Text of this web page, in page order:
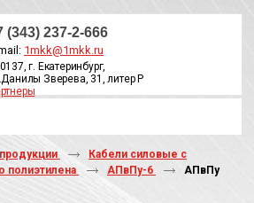
(343) 237-2-666
1mkk@1mkk.ru
г. Екатеринбург,
Зверева, 31, литер Р
продукции
Кабели силовые с
полиэтилена
АПвПу-6
АПвПу